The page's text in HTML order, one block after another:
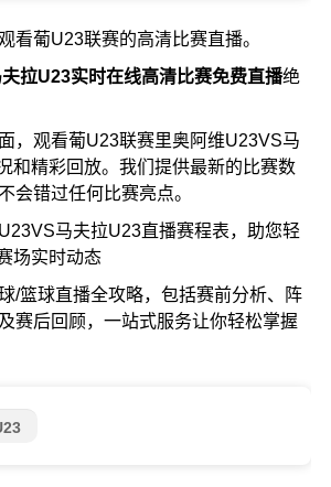
看葡U23联赛的高清比赛直播。
拉U23实时在线高清比赛免费直播绝
，观看葡U23联赛里奥阿维U23VS马
和精彩回放。我们提供最新的比赛数
会错过任何比赛亮点。
马夫拉U23直播赛程表，助您轻
场实时动态
/篮球直播全攻略，包括赛前分析、阵
赛后回顾，一站式服务让你轻松掌握